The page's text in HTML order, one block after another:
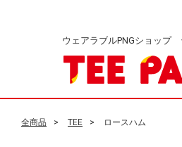
ウェアラブルPNGショップ
全商品 TEE ロースハム